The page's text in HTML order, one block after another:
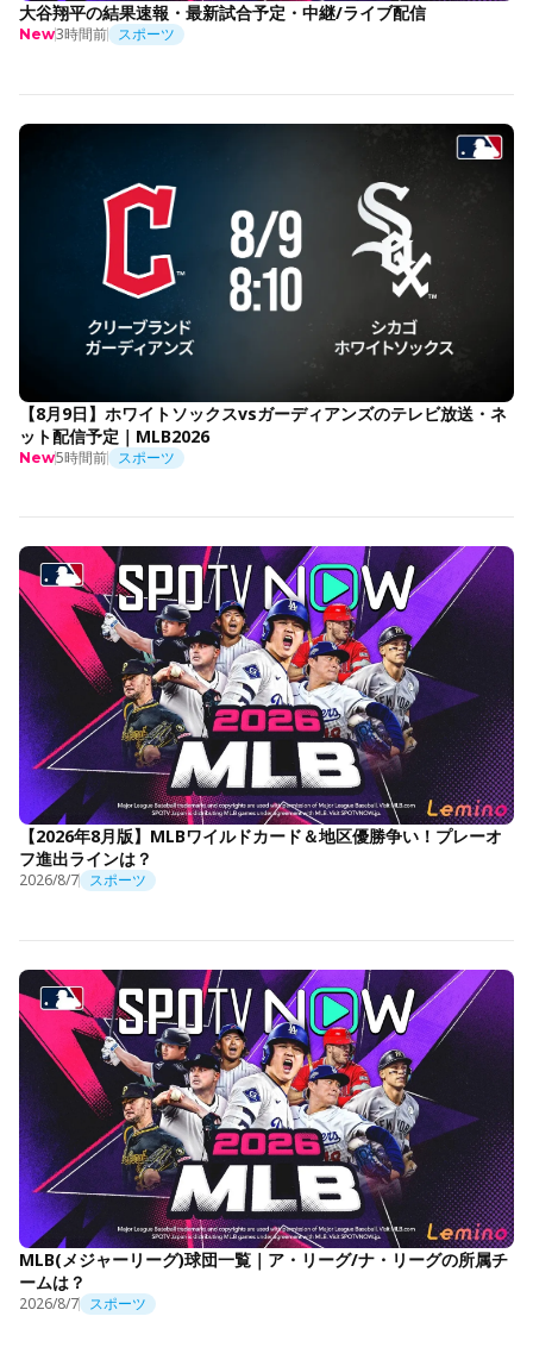
大谷翔平の結果速報・最新試合予定・中継/ライブ配信
New3時間前 スポーツ
【8月9日】ホワイトソックスvsガーディアンズのテレビ放送・ネ
ット配信予定｜MLB2026
New5時間前 スポーツ
【2026年8月版】MLBワイルドカード＆地区優勝争い！プレーオ
フ進出ラインは？
2026/8/7 スポーツ
MLB(メジャーリーグ)球団一覧｜ア・リーグ/ナ・リーグの所属チ
ームは？
2026/8/7 スポーツ